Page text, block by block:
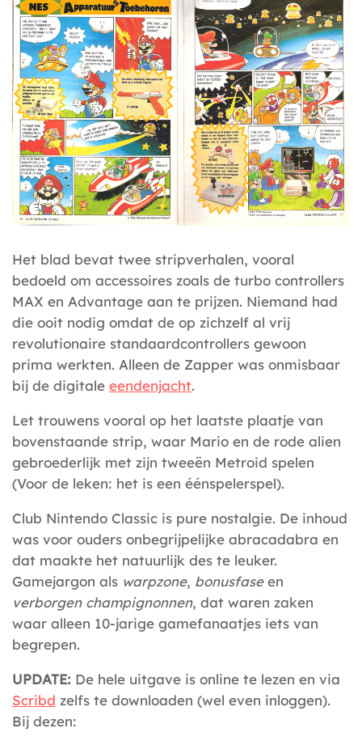
Het blad bevat twee stripverhalen, vooral
bedoeld om accessoires zoals de turbo controllers
MAX en Advantage aan te prijzen. Niemand had
die ooit nodig omdat de op zichzelf al vrij
revolutionaire standaardcontrollers gewoon
prima werkten. Alleen de Zapper was onmisbaar
bij de digitale eendenjacht.
Let trouwens vooral op het laatste plaatje van
bovenstaande strip, waar Mario en de rode alien
gebroederlijk met zijn tweeën Metroid spelen
(Voor de leken: het is een éénspelerspel).
Club Nintendo Classic is pure nostalgie. De inhoud
was voor ouders onbegrijpelijke abracadabra en
dat maakte het natuurlijk des te leuker.
Gamejargon als warpzone, bonusfaseen
verborgen champignonnen, dat waren zaken
waar alleen 10-jarige gamefanaatjes iets van
begrepen.
UPDATE: De hele uitgave is online te lezen en via
Scribd zelfs te downloaden (wel even inloggen).
Bij dezen: